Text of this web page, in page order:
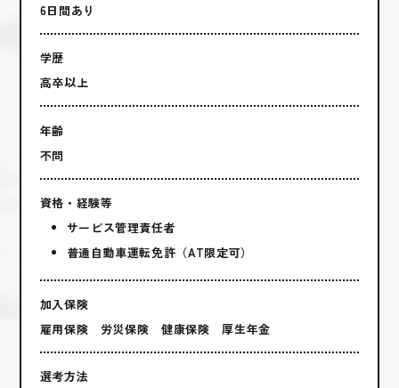
6日間あり
学歴
高卒以上
年齢
不問
資格・経験等
サービス管理責任者
普通自動車運転免許（AT限定可）
加入保険
雇用保険 労災保険 健康保険 厚生年金
選考方法